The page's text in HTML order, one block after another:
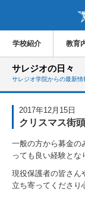
学校紹介 教育
サレジオの日々
サレジオ学院からの最新情
2017年12月15日
クリスマス街
一般の方から募金の
っても良い経験とな
現役保護者の皆さん
立ち寄ってくださり